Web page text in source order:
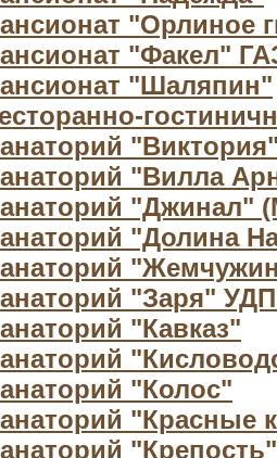
"Орлиное
"Факел"
"Шаляпин"
"Вилла
"Джинал"
"Долина
"Заря"
"Кавказ"
"Колос"
"Красные
"Крепость"